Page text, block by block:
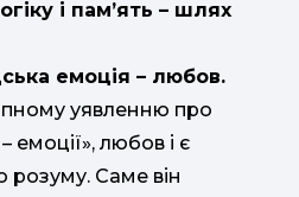
і пам’ять – шлях
емоція – любов.
уявленню про
емоції», любов і є
розуму. Саме він